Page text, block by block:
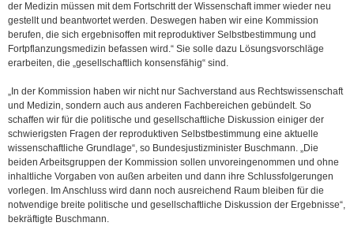
der Medizin müssen mit dem Fortschritt der Wissenschaft immer wieder neu
gestellt und beantwortet werden. Deswegen haben wir eine Kommission
berufen, die sich ergebnisoffen mit reproduktiver Selbstbestimmung und
Fortpflanzungsmedizin befassen wird.“ Sie solle dazu Lösungsvorschläge
erarbeiten, die „gesellschaftlich konsensfähig“ sind.
„In der Kommission haben wir nicht nur Sachverstand aus Rechtswissenschaft
und Medizin, sondern auch aus anderen Fachbereichen gebündelt. So
schaffen wir für die politische und gesellschaftliche Diskussion einiger der
schwierigsten Fragen der reproduktiven Selbstbestimmung eine aktuelle
wissenschaftliche Grundlage“, so Bundesjustizminister Buschmann. „Die
beiden Arbeitsgruppen der Kommission sollen unvoreingenommen und ohne
inhaltliche Vorgaben von außen arbeiten und dann ihre Schlussfolgerungen
vorlegen. Im Anschluss wird dann noch ausreichend Raum bleiben für die
notwendige breite politische und gesellschaftliche Diskussion der Ergebnisse“,
bekräftigte Buschmann.